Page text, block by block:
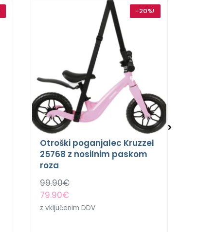
-20%!
Otroški poganjalec Kruzzel
25768 z nosilnim paskom
roza
99.90€
79.90€
z vključenim DDV